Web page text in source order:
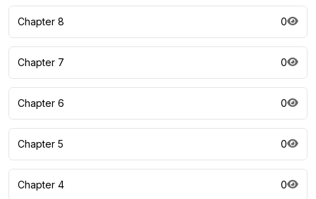
Chapter 8 0
Chapter 7 0
Chapter 6 0
Chapter 5 0
Chapter 4 0